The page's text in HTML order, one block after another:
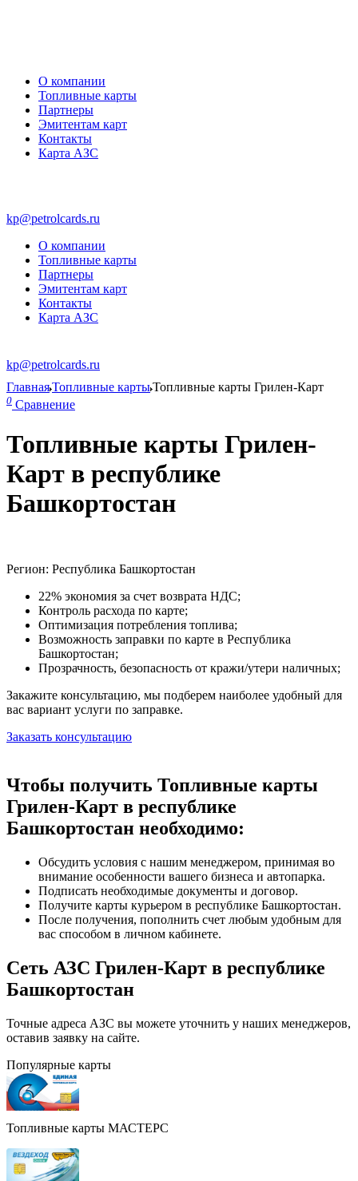
О компании
Топливные карты
Партнеры
Эмитентам карт
Контакты
Карта АЗС
kp@petrolcards.ru
О компании
Топливные карты
Партнеры
Эмитентам карт
Контакты
Карта АЗС
kp@petrolcards.ru
ГлавнаяТопливные картыТопливные карты Грилен-Карт
0 Сравнение
Топливные карты Грилен-
Карт в республике
Башкортостан
Регион: Республика Башкортостан
22% экономия за счет возврата НДС;
Контроль расхода по карте;
Оптимизация потребления топлива;
Возможность заправки по карте в Республика
Башкортостан;
Прозрачность, безопасность от кражи/утери наличных;
Закажите консультацию, мы подберем наиболее удобный для
вас вариант услуги по заправке.
Заказать консультацию
Чтобы получить Топливные карты
Грилен-Карт в республике
Башкортостан необходимо:
Обсудить условия с нашим менеджером, принимая во
внимание особенности вашего бизнеса и автопарка.
Подписать необходимые документы и договор.
Получите карты курьером в республике Башкортостан.
После получения, пополнить счет любым удобным для
вас способом в личном кабинете.
Сеть АЗС Грилен-Карт в республике
Башкортостан
Точные адреса АЗС вы можете уточнить у наших менеджеров,
оставив заявку на сайте.
Популярные карты
Топливные карты МАСТЕРС